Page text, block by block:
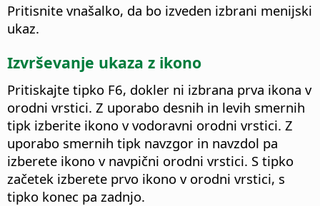
Pritisnite vnašalko, da bo izveden izbrani menijski
ukaz.
Izvrševanje ukaza z ikono
Pritiskajte tipko F6, dokler ni izbrana prva ikona v
orodni vrstici. Z uporabo desnih in levih smernih
tipk izberite ikono v vodoravni orodni vrstici. Z
uporabo smernih tipk navzgor in navzdol pa
izberete ikono v navpični orodni vrstici. S tipko
začetek izberete prvo ikono v orodni vrstici, s
tipko konec pa zadnjo.